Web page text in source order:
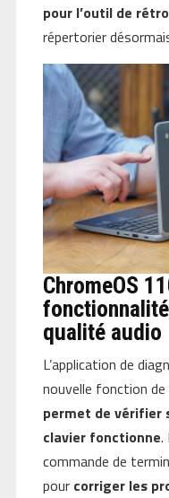
pour l’outil de
répertorier
ChromeOS
qualité audio
L’application de
nouvelle fonction
permet de vérifier
clavier fonctionne.
commande de
pour corriger les